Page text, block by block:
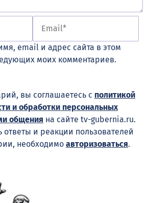
email и адрес сайта в этом
моих комментариев.
вы соглашаетесь с политикой
и обработки персональных
общения на сайте tv-gubernia.ru.
ответы и реакции пользователей
необходимо авторизоваться.